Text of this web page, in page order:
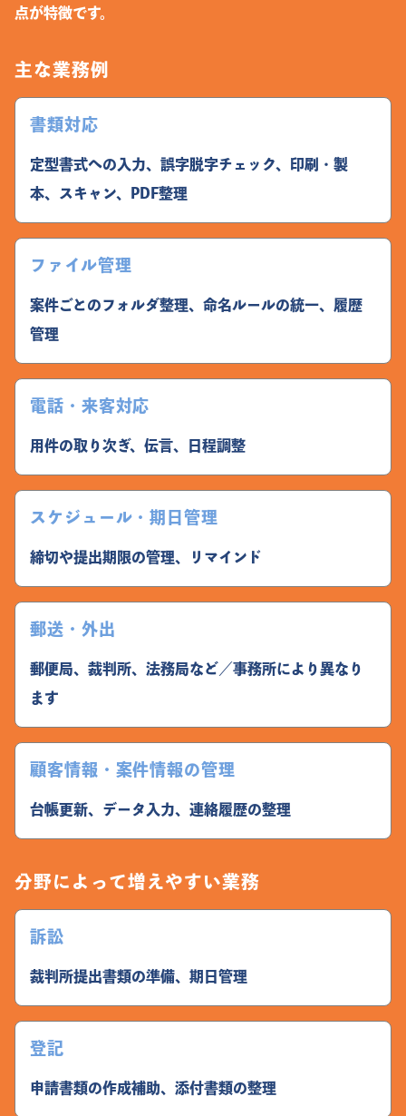
点が特徴です。
主な業務例
書類対応
定型書式への入力、誤字脱字チェック、印刷・製
本、スキャン、PDF整理
ファイル管理
案件ごとのフォルダ整理、命名ルールの統一、履歴
管理
電話・来客対応
用件の取り次ぎ、伝言、日程調整
スケジュール・期日管理
締切や提出期限の管理、リマインド
郵送・外出
郵便局、裁判所、法務局など／事務所により異なり
ます
顧客情報・案件情報の管理
台帳更新、データ入力、連絡履歴の整理
分野によって増えやすい業務
訴訟
裁判所提出書類の準備、期日管理
登記
申請書類の作成補助、添付書類の整理